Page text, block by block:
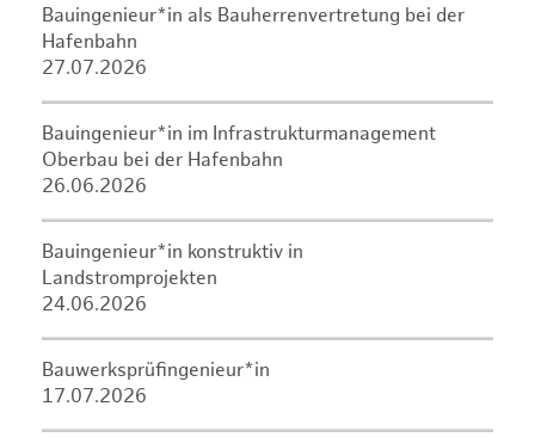
Bauingenieur*in als Bauherrenvertretung bei der
Hafenbahn
27.07.2026
Bauingenieur*in im Infrastrukturmanagement
Oberbau bei der Hafenbahn
26.06.2026
Bauingenieur*in konstruktiv in
Landstromprojekten
24.06.2026
Bauwerksprüfingenieur*in
17.07.2026